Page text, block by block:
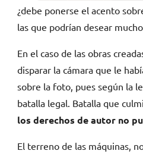
¿debe ponerse el acento
las que podrían desear
En el caso de las obras
disparar la cámara que le
sobre la foto, pues según la
batalla legal. Batalla que
los derechos de autor no
El terreno de las máquinas,